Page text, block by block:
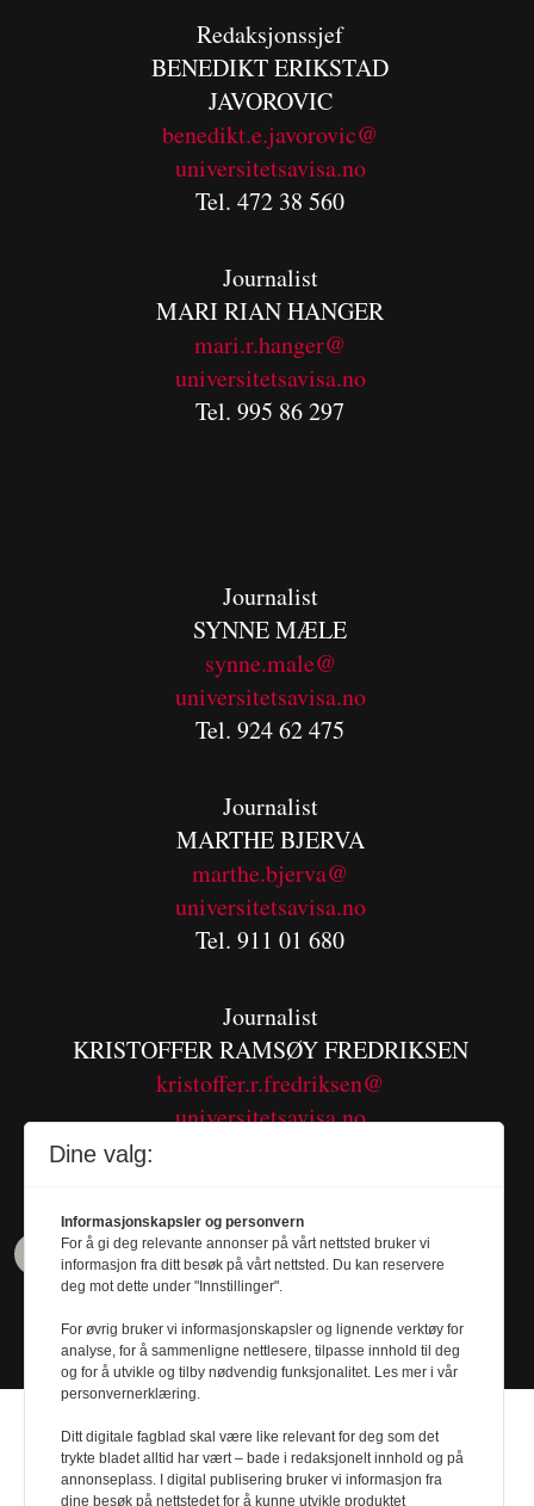
Redaksjonssjef
BENEDIKTERIKSTAD
JAVOROVIC
benedikt.e.javorovic@
universitetsavisa.no
Tel. 472 38 560
Journalist
MARI RIAN HANGER
mari.r.hanger@
universitetsavisa.no
Tel. 995 86 297
Journalist
SYNNE MÆLE
synne.male@
universitetsavisa.no
Tel. 924 62 475
Journalist
MARTHE BJERVA
marthe.bjerva@
universitetsavisa.no
Tel. 911 01 680
Journalist
KRISTOFFER RAMSØY FREDRIKSEN
kristoffer.r.fredriksen@
universitetsavisa.no
Dine valg:
Informasjonskapsler og personvern
For å gi deg relevante annonser på vårt nettsted bruker vi
informasjon fra ditt besøk på vårt nettsted. Du kan reservere
deg mot dette under "Innstillinger".
For øvrig bruker vi informasjonskapsler og lignende verktøy for
analyse, for å sammenligne nettlesere, tilpasse innhold til deg
og for å utvikle og tilby nødvendig funksjonalitet. Les mer i vår
personvernerklæring.
Ditt digitale fagblad skal være like relevant for deg som det
trykte bladet alltid har vært – bade i redaksjonelt innhold og på
annonseplass. I digital publisering bruker vi informasjon fra
dine besøk på nettstedet for å kunne utvikle produktet